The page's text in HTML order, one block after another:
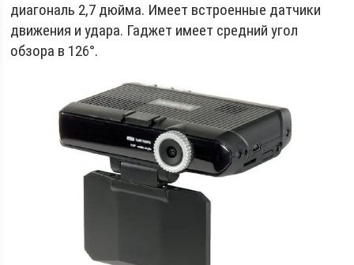
диагональ 2,7 дюйма. Имеет встроенные датчики
движения и удара. Гаджет имеет средний угол
обзора в 126°.